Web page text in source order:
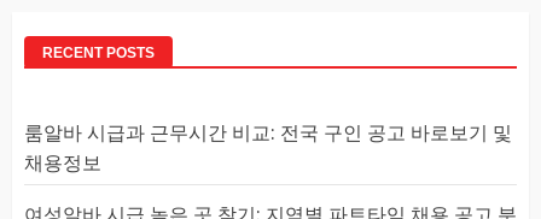
RECENT POSTS
룸알바 시급과 근무시간 비교: 전국 구인 공고 바로보기 및
채용정보